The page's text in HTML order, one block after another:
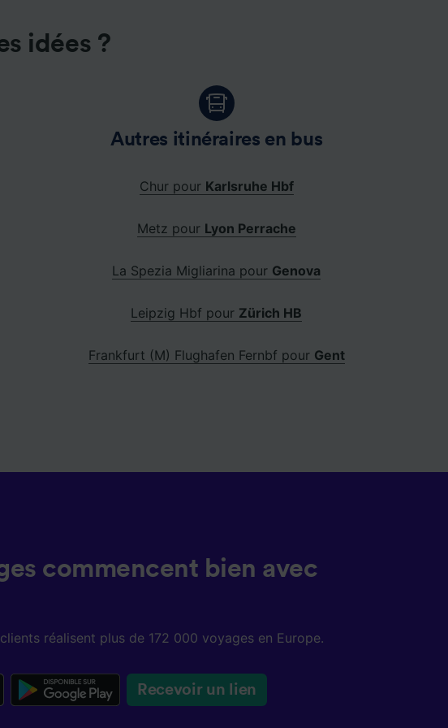
idées ?
Autres itinéraires en bus
Chur pour Karlsruhe Hbf
Metz pour Lyon Perrache
La Spezia Migliarina pour Genova
Leipzig Hbf pour Zürich HB
Frankfurt (M) Flughafen Fernbf pour Gent
commencent bien avec
réalisent plus de 172 000 voyages en Europe.
Recevoir un lien